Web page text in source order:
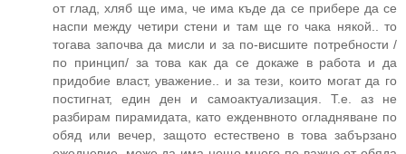
от глад, хляб ще има, че има къде да се прибере да се
наспи между четири стени и там ще го чака някой.. то
тогава започва да мисли и за по-висшите потребности /
по принцип/ за това как да се докаже в работа и да
придобие власт, уважение.. и за тези, които могат да го
постигнат, един ден и самоактуализация. Т.е. аз не
разбирам пирамидата, като ежденвното огладняване по
обяд или вечер, защото естествено в това забързано